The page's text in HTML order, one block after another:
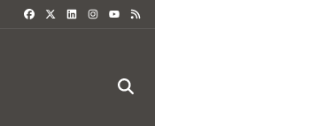
FACEBOOKLINKEDININSTAGRAM